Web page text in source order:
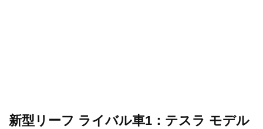
新型リーフ ライバル車1：テスラ モデル